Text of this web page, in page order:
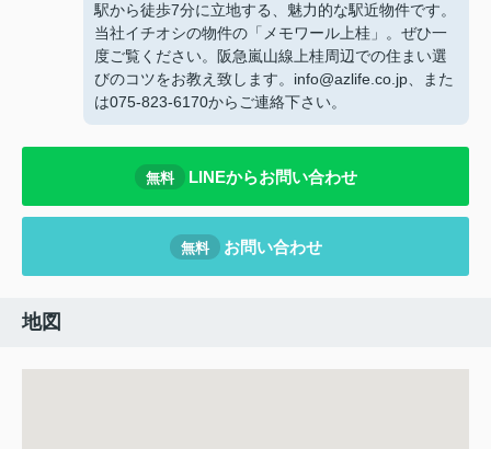
駅から徒歩7分に立地する、魅力的な駅近物件です。
当社イチオシの物件の「メモワール上桂」。ぜひ一
度ご覧ください。阪急嵐山線上桂周辺での住まい選
びのコツをお教え致します。info@azlife.co.jp、また
は075-823-6170からご連絡下さい。
無料 LINEからお問い合わせ
無料 お問い合わせ
地図